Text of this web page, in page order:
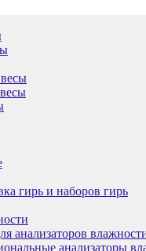
гирь и наборов гирь
анализаторов
анализаторы